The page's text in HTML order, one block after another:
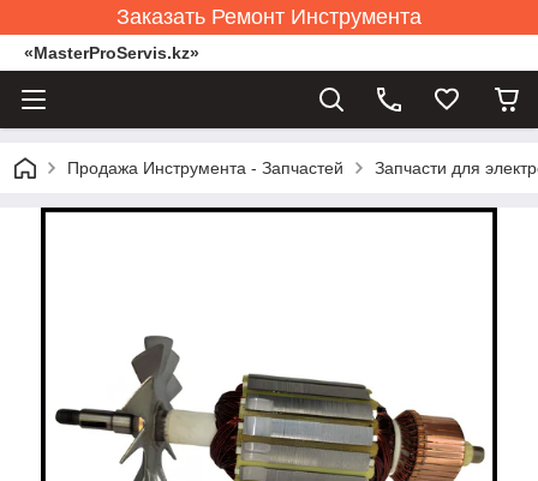
Заказать Ремонт Инструмента
«MasterProServis.kz»
Продажа Инструмента - Запчастей Запчасти для